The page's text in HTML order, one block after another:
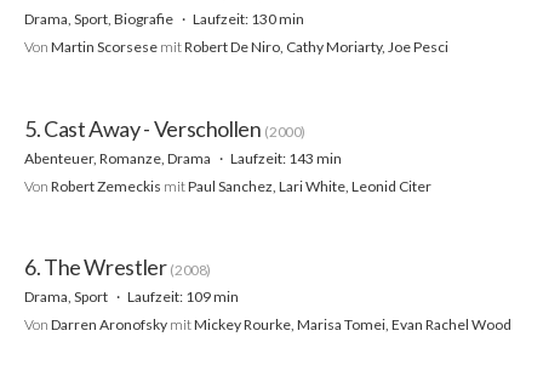
Drama, Sport, Biografie
Laufzeit: 130 min
Von Martin Scorsese mitRobert De Niro, Cathy Moriarty, Joe Pesci
5. Cast Away - Verschollen (2000)
Abenteuer, Romanze, Drama
Laufzeit: 143 min
Von Robert Zemeckis mitPaul Sanchez, Lari White, Leonid Citer
6. The Wrestler (2008)
Drama, Sport
Laufzeit: 109 min
Von Darren Aronofsky mitMickey Rourke, Marisa Tomei, Evan Rachel Wood